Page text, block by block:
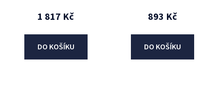
1 817 Kč
DO KOŠÍKU
893 Kč
DO KOŠÍKU